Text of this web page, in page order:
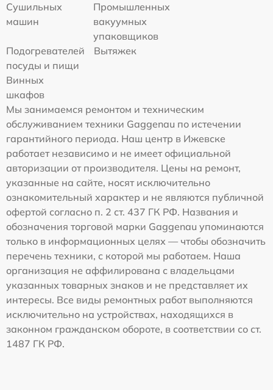
Сушильных
машин
Промышленных
вакуумных
упаковщиков
Подогревателей
посуды и пищи
Вытяжек
Винных
шкафов
Мы занимаемся ремонтом и техническим
обслуживанием техники Gaggenau по истечении
гарантийного периода. Наш центр в Ижевске
работает независимо и не имеет официальной
авторизации от производителя. Цены на ремонт,
указанные на сайте, носят исключительно
ознакомительный характер и не являются публичной
офертой согласно п. 2 ст. 437 ГК РФ. Названия и
обозначения торговой марки Gaggenau упоминаются
только в информационных целях — чтобы обозначить
перечень техники, с которой мы работаем. Наша
организация не аффилирована с владельцами
указанных товарных знаков и не представляет их
интересы. Все виды ремонтных работ выполняются
исключительно на устройствах, находящихся в
законном гражданском обороте, в соответствии со ст.
1487 ГК РФ.